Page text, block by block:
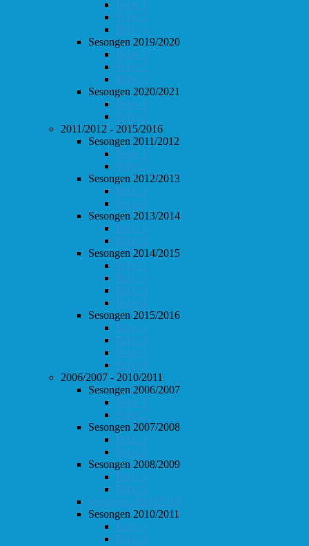
Follo 1
Follo 2
Follo 3
Sesongen 2019/2020
Follo 1
Follo 2
Follo 3
Sesongen 2020/2021
Follo 1
Follo 2
2011/2012 - 2015/2016
Sesongen 2011/2012
Follo 1
Follo 2
Sesongen 2012/2013
Follo 1
Follo 2
Sesongen 2013/2014
Follo 1
Follo 2
Sesongen 2014/2015
Follo 1
Follo 2
Follo 3
Follo 4
Sesongen 2015/2016
Follo 1
Follo 2
Follo 3
Follo 4
2006/2007 - 2010/2011
Sesongen 2006/2007
Follo 1
Follo 2
Sesongen 2007/2008
Follo 1
Follo 2
Sesongen 2008/2009
Follo 1
Follo 2
Sesongen 2009/2010
Sesongen 2010/2011
Follo 1
Follo 2